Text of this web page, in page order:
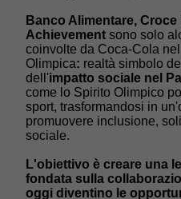
Banco Alimentare,
Achievement sono solo
coinvolte da Coca-Cola
Olimpica: realtà simbolo
dell'impatto sociale nel
come lo Spirito Olimpico
sport, trasformandosi in
promuovere inclusione,
sociale.
L'obiettivo è creare una
fondata sulla
oggi diventino le